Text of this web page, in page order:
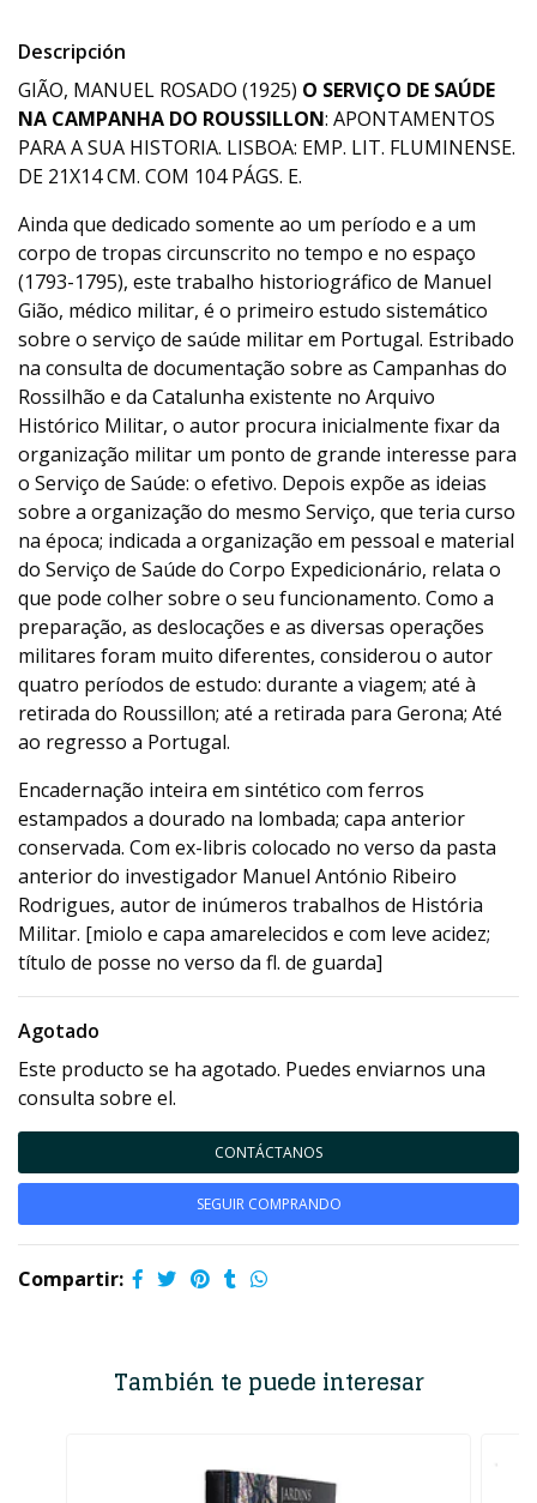
Descripción
GIÃO, MANUEL ROSADO (1925) O SERVIÇO DE SAÚDE
NA CAMPANHA DO ROUSSILLON: APONTAMENTOS
PARA A SUA HISTORIA. LISBOA: EMP. LIT. FLUMINENSE.
DE 21X14 CM. COM 104 PÁGS. E.
Ainda que dedicado somente ao um período e a um
corpo de tropas circunscrito no tempo e no espaço
(1793-1795), este trabalho historiográfico de Manuel
Gião, médico militar, é o primeiro estudo sistemático
sobre o serviço de saúde militar em Portugal. Estribado
na consulta de documentação sobre as Campanhas do
Rossilhão e da Catalunha existente no Arquivo
Histórico Militar, o autor procura inicialmente fixar da
organização militar um ponto de grande interesse para
o Serviço de Saúde: o efetivo. Depois expõe as ideias
sobre a organização do mesmo Serviço, que teria curso
na época; indicada a organização em pessoal e material
do Serviço de Saúde do Corpo Expedicionário, relata o
que pode colher sobre o seu funcionamento. Como a
preparação, as deslocações e as diversas operações
militares foram muito diferentes, considerou o autor
quatro períodos de estudo: durante a viagem; até à
retirada do Roussillon; até a retirada para Gerona; Até
ao regresso a Portugal.
Encadernação inteira em sintético com ferros
estampados a dourado na lombada; capa anterior
conservada. Com ex-libris colocado no verso da pasta
anterior do investigador Manuel António Ribeiro
Rodrigues, autor de inúmeros trabalhos de História
Militar. [miolo e capa amarelecidos e com leve acidez;
título de posse no verso da fl. de guarda]
Agotado
Este producto se ha agotado. Puedes enviarnos una
consulta sobre el.
CONTÁCTANOS
SEGUIR COMPRANDO
Compartir:
También te puede interesar